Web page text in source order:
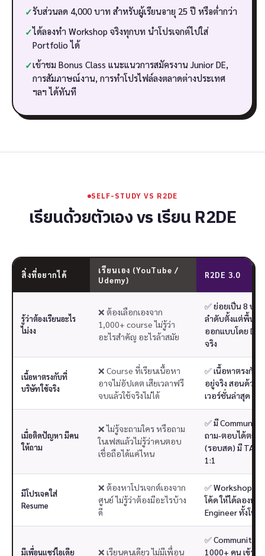
✓รับส่วนลด 4,000 บาท สำหรับผู้เรียนอายุ 25 ปี หรือต่ำกว่า
✓ได้ลองทำ Workshop จริงทุกบท นำโปรเจกต์ไปใส่
Portfolio ได้
✓เข้าชม Bonus Class แนะแนวการสมัครงาน Junior DE,
การสัมภาษณ์งาน, การทำโปรไฟล์ลงตลาดต่างประเทศ
ฯลฯ ได้ทันที
SELF-STUDY VS R2DE
เรียนด้วยตัวเอง vs เรียน R2DE
สิ่งที่อยากได้
เรียนเอง (YouTube /
Udemy)
R2DE 3.0
รู้ว่าต้องเรียนอะไร
ไม่งง
❌ ต้องเลือกเองจาก
1,000+ course ไม่รู้ว่า
อะไรสำคัญ อะไรล้าสมัย
✅ ย่อยเป็น 8 บท
ลำดับตั้งแต่พื้นฐ
ออกแบบโดย DE
จริง
เนื้อหาตรงกับที่
บริษัทใช้จริง
❌ Course ที่เรียนเนื้อหา
อาจไม่อัปเดต เสียเวลาฟรี
จบแล้วใช้จริงไม่ได้
✅ เนื้อหาตรงกับ
อยู่จริง สอนด้วยเ
เวอร์ชั่นล่าสุด
เมื่อติดปัญหา มีคน
ให้ถาม
❌ ไม่รู้จะถามใคร หรือถาม
ในเฟสแล้วไม่รู้ว่าคนตอบ
เชื่อถือได้แค่ไหน
✅ มี Community
ถาม-ตอบได้ตลอ
(รอบสด) มี TA ให้
1:1
มีโปรเจคใส่
Resume
❌ ต้องหาโปรเจกต์เองจาก
ศูนย์ ไม่รู้ว่าต้องมีอะไรบ้าง
ดี
✅ Workshop 8
โค้ด ให้ได้ลองทำ
Engineer ทั้งโปร
มีเพื่อนแชร์ไอเดีย
❌ เรียนคนเดียว ไม่มีเพื่อน
✅ Community ศิ
1000+ คน เข้าม